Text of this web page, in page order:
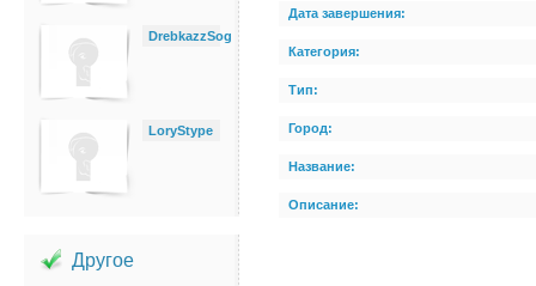
DrebkazzSog
LoryStype
Другое
Дата завершения:
Категория:
Тип:
Город:
Название:
Описание: